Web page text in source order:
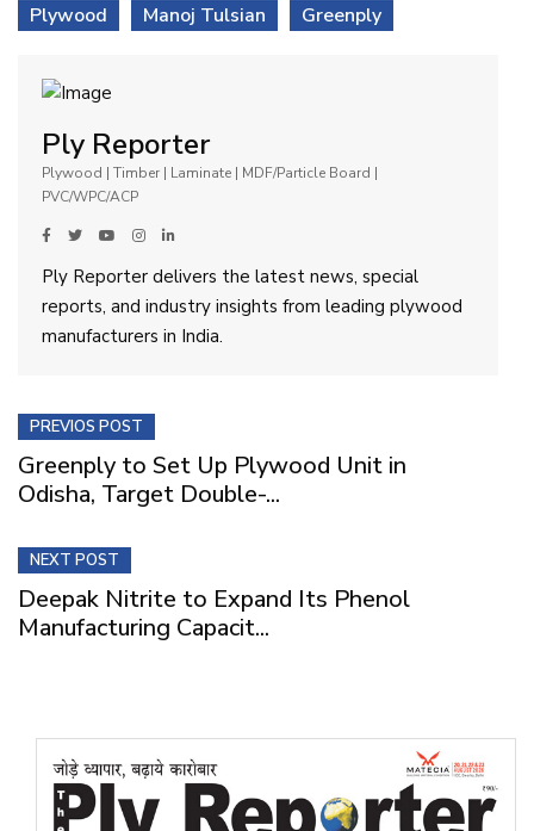
Plywood
Manoj Tulsian Greenply
Ply Reporter
Plywood | Timber | Laminate | MDF/Particle Board |
PVC/WPC/ACP
Ply Reporter delivers the latest news, special
reports, and industry insights from leading plywood
manufacturers in India.
PREVIOS POST
Greenply to Set Up Plywood Unit in
Odisha, Target Double-...
NEXT POST
Deepak Nitrite to Expand Its Phenol
Manufacturing Capacit...